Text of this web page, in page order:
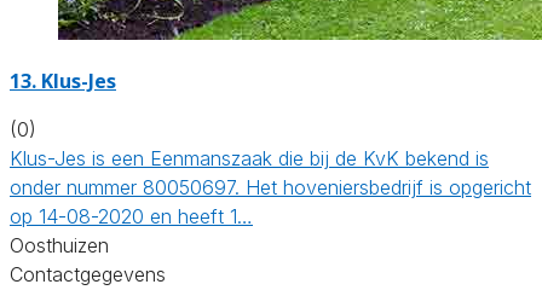
13. Klus-Jes
(0)
Klus-Jes is een Eenmanszaak die bij de KvK bekend is
onder nummer 80050697. Het hoveniersbedrijf is opgericht
op 14-08-2020 en heeft 1…
Oosthuizen
Contactgegevens